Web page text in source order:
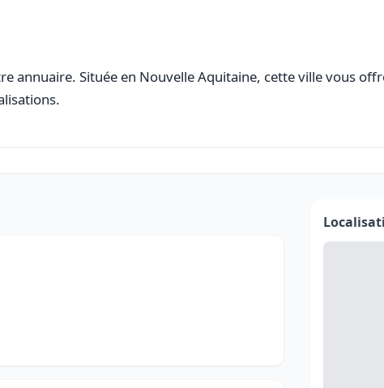
annuaire. Située en Nouvelle Aquitaine, cette ville vous